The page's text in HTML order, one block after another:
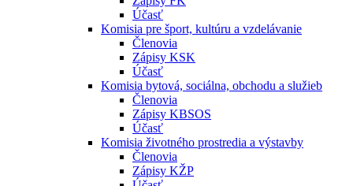
Účasť
Komisia pre šport, kultúru a vzdelávanie
Členovia
Zápisy KSK
Účasť
Komisia bytová, sociálna, obchodu a služieb
Členovia
Zápisy KBSOS
Účasť
Komisia životného prostredia a výstavby
Členovia
Zápisy KŽP